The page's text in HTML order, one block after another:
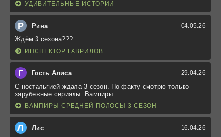
УДИВИТЕЛЬНЫЕ ИСТОРИИ
Р Рина 04.05.26
Ждём 3 сезона???
ИНСПЕКТОР ГАВРИЛОВ
Г Гость Алиса 29.04.26
С ностальгией ждала 3 сезон. По факту смотрю только
зарубежные сериалы. Вампиры
ВАМПИРЫ СРЕДНЕЙ ПОЛОСЫ 3 СЕЗОН
Л Лис 16.04.26